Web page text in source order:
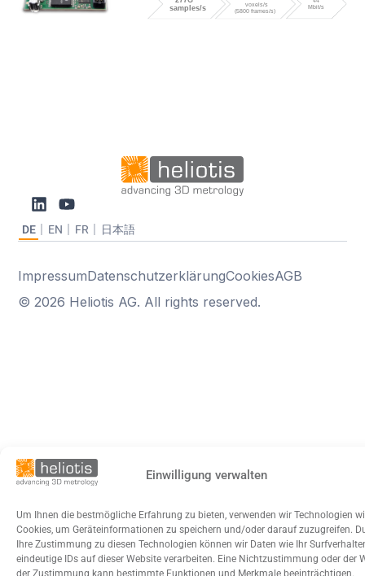
Einwilligung verwalten
Um Ihnen die bestmögliche Erfahrung zu bieten, verwenden wir Technologien
Cookies, um Geräteinformationen zu speichern und/oder darauf zuzugreifen.
Ihre Zustimmung zu diesen Technologien können wir Daten wie Ihr
eindeutige IDs auf dieser Website verarbeiten. Eine Nichtzustimmung oder der
der Zustimmung kann bestimmte Funktionen und Merkmale beeinträchtigen.
DE EN FR 日本語
© 2026 Heliotis AG. All rights reserved.
ImpressumDatenschutzerklärungCookiesAGB